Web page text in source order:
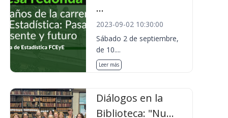
...
2023-09-02 10:30:00
Sábado 2 de septiembre,
de 10....
Leer más
Diálogos en la
Biblioteca: "Nu...